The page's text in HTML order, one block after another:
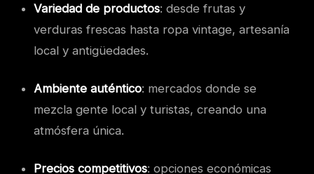
Variedad de productos: desde frutas y
verduras frescas hasta ropa vintage, artesanía
local y antigüedades.
Ambiente auténtico: mercados donde se
mezcla gente local y turistas, creando una
atmósfera única.
Precios competitivos: opciones económicas